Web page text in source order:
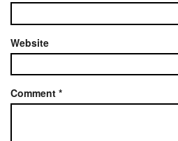
Website
Comment *